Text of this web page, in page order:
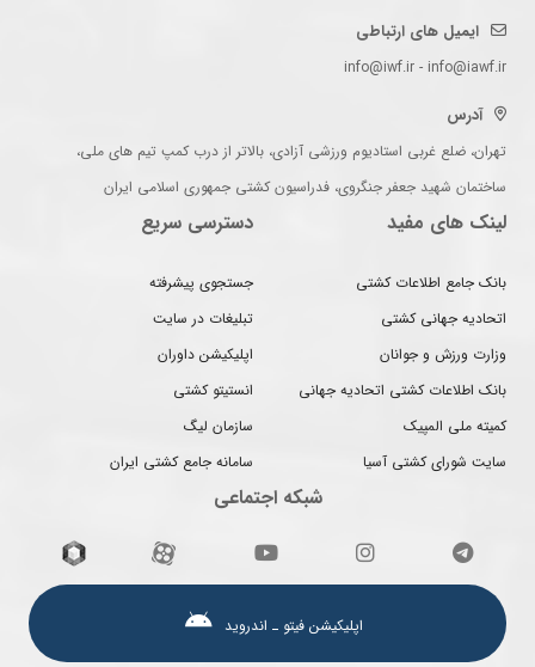
ایمیل های ارتباطی
info@iwf.ir - info@iawf.ir
آدرس
تهران، ضلع غربی استادیوم ورزشی آزادی، بالاتر از درب کمپ تیم های ملی،
ساختمان شهید جعفر جنگروی، فدراسیون کشتی جمهوری اسلامی ایران
لینک های مفید
بانک جامع اطلاعات کشتی
اتحادیه جهانی کشتی
وزارت ورزش و جوانان
بانک اطلاعات کشتی اتحادیه جهانی
کمیته ملی المپیک
سایت شورای کشتی آسیا
دسترسی سریع
جستجوی پیشرفته
تبلیغات در سایت
اپلیکیشن داوران
انستیتو کشتی
سازمان لیگ
سامانه جامع کشتی ایران
شبکه اجتماعی
اپلیکیشن فیتو ـ اندروید